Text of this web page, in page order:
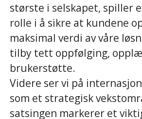
største i selskapet, spiller
rolle i å sikre at kundene
maksimal verdi av våre
tilby tett oppfølging,
brukerstøtte.
Videre ser vi på
som et strategisk
satsingen markerer et